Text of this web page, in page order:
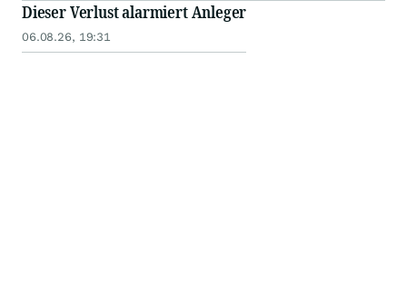
Dieser Verlust alarmiert Anleger
06.08.26, 19:31